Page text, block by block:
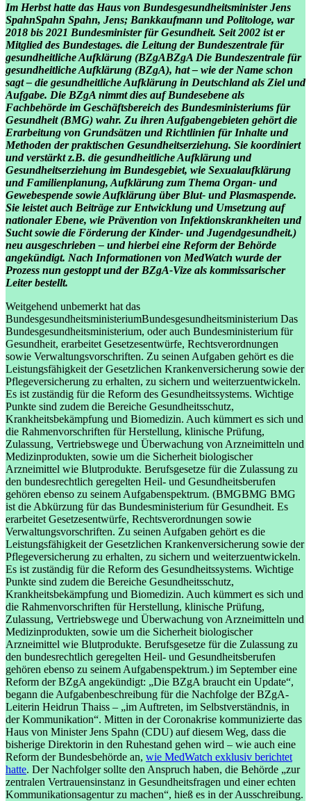
Im Herbst hatte das Haus von Bundesgesundheitsminister Jens
SpahnSpahn Spahn, Jens; Bankkaufmann und Politologe, war
2018 bis 2021 Bundesminister für Gesundheit. Seit 2002 ist er
Mitglied des Bundestages. die Leitung der Bundeszentrale für
gesundheitliche Aufklärung (BZgABZgA Die Bundeszentrale für
gesundheitliche Aufklärung (BZgA), hat – wie der Name schon
sagt – die gesundheitliche Aufklärung in Deutschland als Ziel und
Aufgabe. Die BZgA nimmt dies auf Bundesebene als
Fachbehörde im Geschäftsbereich des Bundesministeriums für
Gesundheit (BMG) wahr. Zu ihren Aufgabengebieten gehört die
Erarbeitung von Grundsätzen und Richtlinien für Inhalte und
Methoden der praktischen Gesundheitserziehung. Sie koordiniert
und verstärkt z.B. die gesundheitliche Aufklärung und
Gesundheitserziehung im Bundesgebiet, wie Sexualaufklärung
und Familienplanung, Aufklärung zum Thema Organ- und
Gewebespende sowie Aufklärung über Blut- und Plasmaspende.
Sie leistet auch Beiträge zur Entwicklung und Umsetzung auf
nationaler Ebene, wie Prävention von Infektionskrankheiten und
Sucht sowie die Förderung der Kinder- und Jugendgesundheit.)
neu ausgeschrieben – und hierbei eine Reform der Behörde
angekündigt. Nach Informationen von MedWatch wurde der
Prozess nun gestoppt und der BZgA-Vize als kommissarischer
Leiter bestellt.
Weitgehend unbemerkt hat das
BundesgesundheitsministeriumBundesgesundheitsministerium Das
Bundesgesundheitsministerium, oder auch Bundesministerium für
Gesundheit, erarbeitet Gesetzesentwürfe, Rechtsverordnungen
sowie Verwaltungsvorschriften. Zu seinen Aufgaben gehört es die
Leistungsfähigkeit der Gesetzlichen Krankenversicherung sowie der
Pflegeversicherung zu erhalten, zu sichern und weiterzuentwickeln.
Es ist zuständig für die Reform des Gesundheitssystems. Wichtige
Punkte sind zudem die Bereiche Gesundheitsschutz,
Krankheitsbekämpfung und Biomedizin. Auch kümmert es sich und
die Rahmenvorschriften für Herstellung, klinische Prüfung,
Zulassung, Vertriebswege und Überwachung von Arzneimitteln und
Medizinprodukten, sowie um die Sicherheit biologischer
Arzneimittel wie Blutprodukte. Berufsgesetze für die Zulassung zu
den bundesrechtlich geregelten Heil- und Gesundheitsberufen
gehören ebenso zu seinem Aufgabenspektrum. (BMGBMG BMG
ist die Abkürzung für das Bundesministerium für Gesundheit. Es
erarbeitet Gesetzesentwürfe, Rechtsverordnungen sowie
Verwaltungsvorschriften. Zu seinen Aufgaben gehört es die
Leistungsfähigkeit der Gesetzlichen Krankenversicherung sowie der
Pflegeversicherung zu erhalten, zu sichern und weiterzuentwickeln.
Es ist zuständig für die Reform des Gesundheitssystems. Wichtige
Punkte sind zudem die Bereiche Gesundheitsschutz,
Krankheitsbekämpfung und Biomedizin. Auch kümmert es sich und
die Rahmenvorschriften für Herstellung, klinische Prüfung,
Zulassung, Vertriebswege und Überwachung von Arzneimitteln und
Medizinprodukten, sowie um die Sicherheit biologischer
Arzneimittel wie Blutprodukte. Berufsgesetze für die Zulassung zu
den bundesrechtlich geregelten Heil- und Gesundheitsberufen
gehören ebenso zu seinem Aufgabenspektrum.) im September eine
Reform der BZgA angekündigt: „Die BZgA braucht ein Update“,
begann die Aufgabenbeschreibung für die Nachfolge der BZgA-
Leiterin Heidrun Thaiss – „im Auftreten, im Selbstverständnis, in
der Kommunikation“. Mitten in der Coronakrise kommunizierte das
Haus von Minister Jens Spahn (CDU) auf diesem Weg, dass die
bisherige Direktorin in den Ruhestand gehen wird – wie auch eine
Reform der Bundesbehörde an, wie MedWatch exklusiv berichtet
hatte. Der Nachfolger sollte den Anspruch haben, die Behörde „zur
zentralen Vertrauensinstanz in Gesundheitsfragen und einer echten
Kommunikationsagentur zu machen“, hieß es in der Ausschreibung.